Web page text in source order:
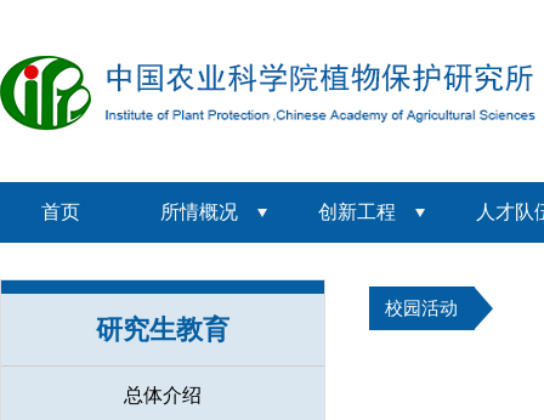
首页 所情概况 创新工程 人才队
研究生教育
总体介绍
校园活动